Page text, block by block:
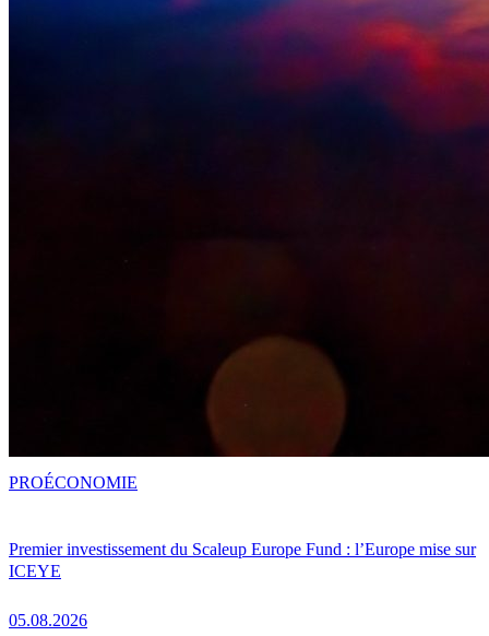
Premier investissement du Scaleup Europe Fund : l’Europe mise sur
ICEYE
05.08.2026
PROÉCONOMIE